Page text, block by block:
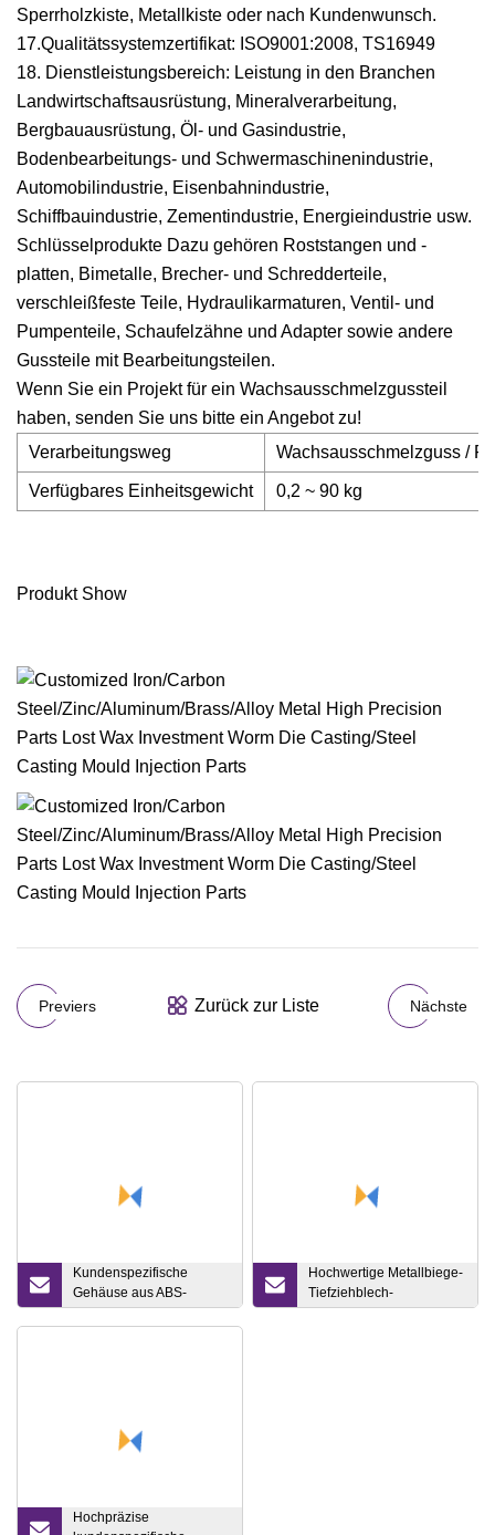
Sperrholzkiste, Metallkiste oder nach Kundenwunsch.
17.Qualitätssystemzertifikat: ISO9001:2008, TS16949
18. Dienstleistungsbereich: Leistung in den Branchen
Landwirtschaftsausrüstung, Mineralverarbeitung,
Bergbauausrüstung, Öl- und Gasindustrie,
Bodenbearbeitungs- und Schwermaschinenindustrie,
Automobilindustrie, Eisenbahnindustrie,
Schiffbauindustrie, Zementindustrie, Energieindustrie usw.
Schlüsselprodukte Dazu gehören Roststangen und -
platten, Bimetalle, Brecher- und Schredderteile,
verschleißfeste Teile, Hydraulikarmaturen, Ventil- und
Pumpenteile, Schaufelzähne und Adapter sowie andere
Gussteile mit Bearbeitungsteilen.
Wenn Sie ein Projekt für ein Wachsausschmelzgussteil
haben, senden Sie uns bitte ein Angebot zu!
Verarbeitungsweg
Wachsausschmelzguss /
Verfügbares Einheitsgewicht 0,2 ~ 90 kg
Produkt Show
Previers Zurück zur Liste Nächste
Kundenspezifische
Gehäuse aus ABS-
Kunststoffteilen mit großer
Hochwertige Metallbiege-
Tiefziehblech-
Pressformen, Stanzform
Hochpräzise